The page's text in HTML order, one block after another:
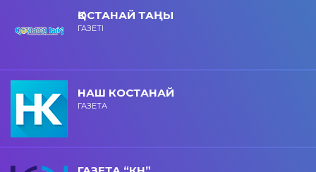
ҚОСТАНАЙ ТАҢЫ
ГАЗЕТІ
НАШ КОСТАНАЙ
ГАЗЕТА